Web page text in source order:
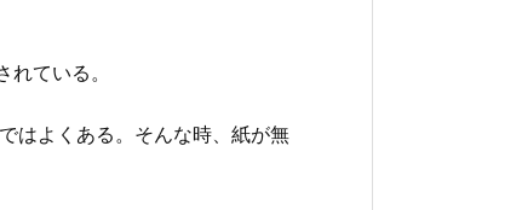
ている。
はよくある。そんな時、紙が無